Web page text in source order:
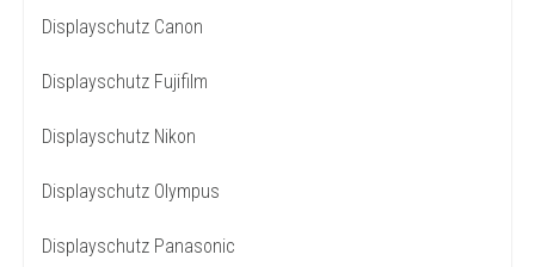
Displayschutz Canon
Displayschutz Fujifilm
Displayschutz Nikon
Displayschutz Olympus
Displayschutz Panasonic